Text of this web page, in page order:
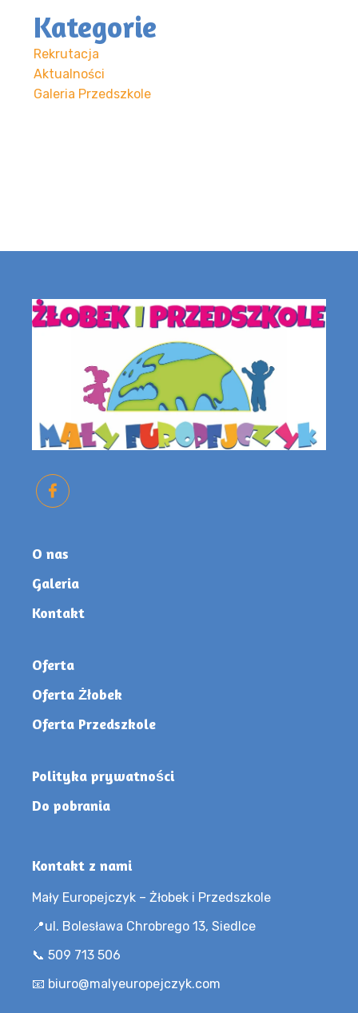
Kategorie
Rekrutacja
Aktualności
Galeria Przedszkole
O nas
Galeria
Kontakt
Oferta
Oferta Żłobek
Oferta Przedszkole
Polityka prywatności
Do pobrania
Kontakt z nami
Mały Europejczyk – Żłobek i Przedszkole
📍ul. Bolesława Chrobrego 13, Siedlce
📞 509 713 506
📧 biuro@malyeuropejczyk.com